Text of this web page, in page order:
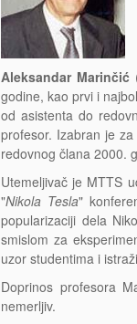
Aleksandar Marinčić
godine, kao prvi i
od asistenta do
profesor. Izabran je
redovnog člana 2000.
Utemeljivač je MTTS
"Nikola Tesla"
popularizaciji dela
smislom za
uzor studentima i
Doprinos profesora
nemerljiv.